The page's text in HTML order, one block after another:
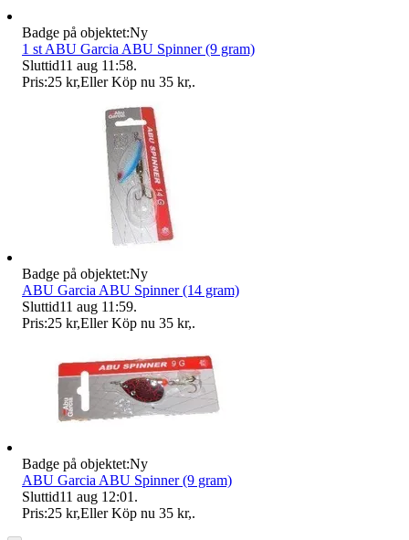
Badge på objektet:Ny
1 st ABU Garcia ABU Spinner (9 gram)
Sluttid11 aug 11:58.
Pris:25 kr,Eller Köp nu 35 kr,.
Badge på objektet:Ny
ABU Garcia ABU Spinner (14 gram)
Sluttid11 aug 11:59.
Pris:25 kr,Eller Köp nu 35 kr,.
Badge på objektet:Ny
ABU Garcia ABU Spinner (9 gram)
Sluttid11 aug 12:01 .
Pris:25 kr,Eller Köp nu 35 kr,.